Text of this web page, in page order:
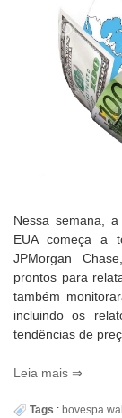
Nessa semana,
EUA começa a
JPMorgan
prontos para
também
incluindo os
tendências de
Leia mais
Tags : bovespa